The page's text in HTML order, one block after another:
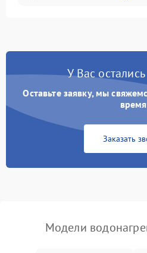
У Вас
Оставьте заявку, мы
время
Заказать
Модели